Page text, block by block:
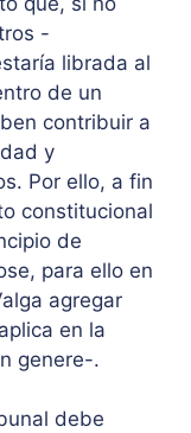
-
librada al
de un
contribuir a
y
Por ello, a fin
constitucional
de
para ello en
agregar
en la
genere-.
debe